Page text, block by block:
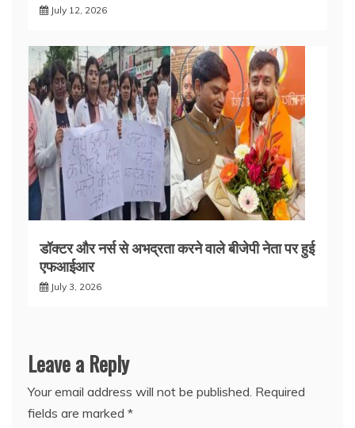
July 12, 2026
डॉक्टर और नर्स से अभद्रता करने वाले बीजेपी नेता पर हुई
एफआईआर
July 3, 2026
Leave a Reply
Your email address will not be published. Required
fields are marked *